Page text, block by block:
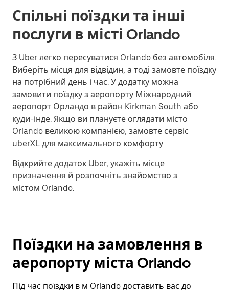
Спільні поїздки та інші
послуги в місті Orlando
З Uber легко пересуватися Orlando без автомобіля.
Виберіть місця для відвідин, а тоді замовте поїздку
на потрібний день і час. У додатку можна
замовити поїздку з аеропорту Міжнародний
аеропорт Орландо в район Kirkman South або
куди-інде. Якщо ви плануєте оглядати місто
Orlando великою компанією, замовте сервіс
uberXL для максимального комфорту.
Відкрийте додаток Uber, укажіть місце
призначення й розпочніть знайомство з
містом Orlando.
Поїздки на замовлення в
аеропорту міста Orlando
Під час поїздки в м Orlando доставить вас до